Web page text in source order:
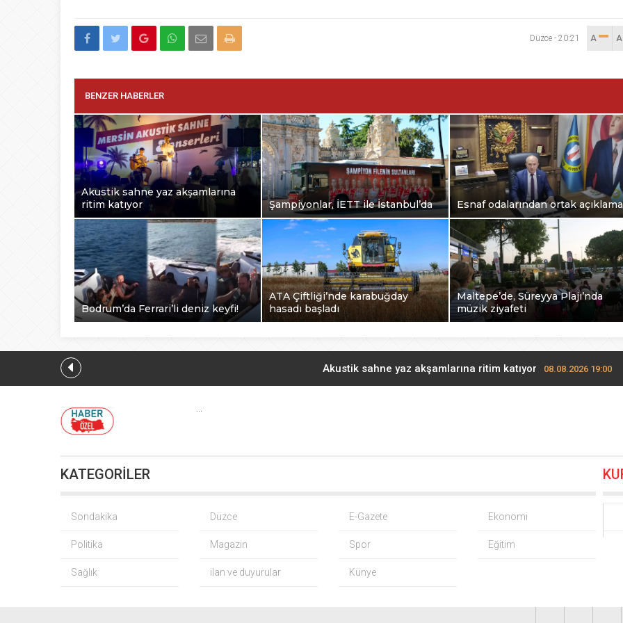
Düzce - 20:21 A
BENZER HABERLER
Akustik sahne yaz akşamlarına
ritim katıyor
Şampiyonlar, İETT ile İstanbul’da Esnaf odalarından ortak açıklama
Bodrum’da Ferrari’li deniz keyfi!
ATA Çiftliği’nde karabuğday
hasadı başladı
Maltepe’de, Süreyya Plajı’nda
müzik ziyafeti
Akustik sahne yaz akşamlarına ritim katıyor 08.08.2026 19:00
ATA Çiftliği’nde karabuğday hasadı başladı
Maltepe’de, Süreyya Plajı’nda müzik ziyafeti
Türkiye’nin planlı tarım tarihi değişti
KATEGORİLER
Sondakika Düzce E-Gazete Ekonomi
Politika Magazin Spor Eğitim
Sağlık ilan ve duyurular Künye